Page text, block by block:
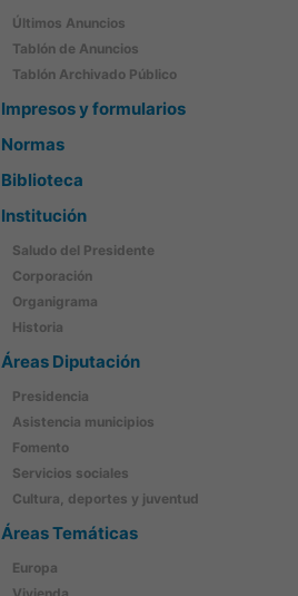
Últimos Anuncios
Tablón de Anuncios
Tablón Archivado Público
Impresos y formularios
Normas
Biblioteca
Institución
Saludo del Presidente
Corporación
Organigrama
Historia
Áreas Diputación
Presidencia
Asistencia municipios
Fomento
Servicios sociales
Cultura, deportes y juventud
Áreas Temáticas
Europa